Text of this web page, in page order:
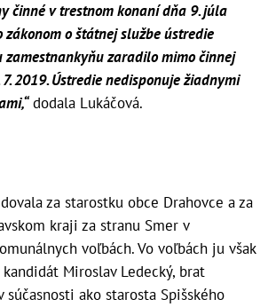
činné v trestnom konaní dňa 9. júla
o štátnej službe ústredie
zamestnankyňu zaradilo mimo činnej
2019. Ústredie nedisponuje žiadnymi
dodala Lukáčová.
za starostku obce Drahovce a za
kraji za stranu Smer v
voľbách. Vo voľbách ju však
Miroslav Ledecký, brat
ako starosta Spišského